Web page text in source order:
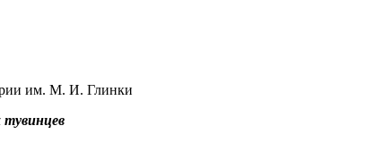
им. М. И. Глинки
тувинцев